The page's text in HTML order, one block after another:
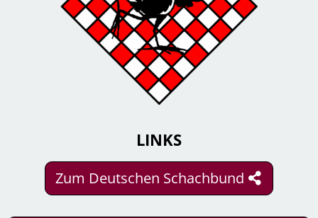
LINKS
Zum Deutschen Schachbund